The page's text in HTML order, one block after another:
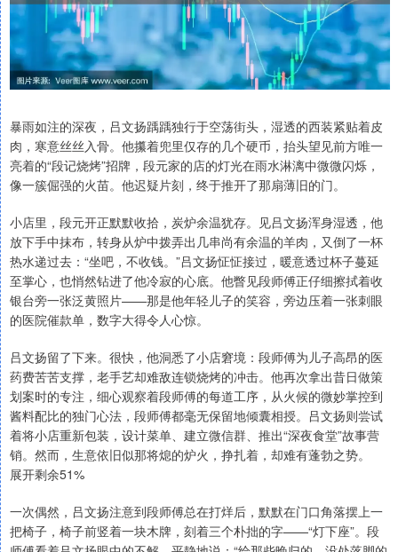
暴雨如注的深夜，吕文扬踽踽独行于空荡街头，湿透的西装紧贴着皮
肉，寒意丝丝入骨。他攥着兜里仅存的几个硬币，抬头望见前方唯一
亮着的“段记烧烤”招牌，段元家的店的灯光在雨水淋漓中微微闪烁，
像一簇倔强的火苗。他迟疑片刻，终于推开了那扇薄旧的门。
小店里，段元开正默默收拾，炭炉余温犹存。见吕文扬浑身湿透，他
放下手中抹布，转身从炉中拨弄出几串尚有余温的羊肉，又倒了一杯
热水递过去：“坐吧，不收钱。”吕文扬怔怔接过，暖意透过杯子蔓延
至掌心，也悄然钻进了他冷寂的心底。他瞥见段师傅正仔细擦拭着收
银台旁一张泛黄照片——那是他年轻儿子的笑容，旁边压着一张刺眼
的医院催款单，数字大得令人心惊。
吕文扬留了下来。很快，他洞悉了小店窘境：段师傅为儿子高昂的医
药费苦苦支撑，老手艺却难敌连锁烧烤的冲击。他再次拿出昔日做策
划案时的专注，细心观察着段师傅的每道工序，从火候的微妙掌控到
酱料配比的独门心法，段师傅都毫无保留地倾囊相授。吕文扬则尝试
着将小店重新包装，设计菜单、建立微信群、推出“深夜食堂”故事营
销。然而，生意依旧似那将熄的炉火，挣扎着，却难有蓬勃之势。
展开剩余51%
一次偶然，吕文扬注意到段师傅总在打烊后，默默在门口角落摆上一
把椅子，椅子前竖着一块木牌，刻着三个朴拙的字——“灯下座”。段